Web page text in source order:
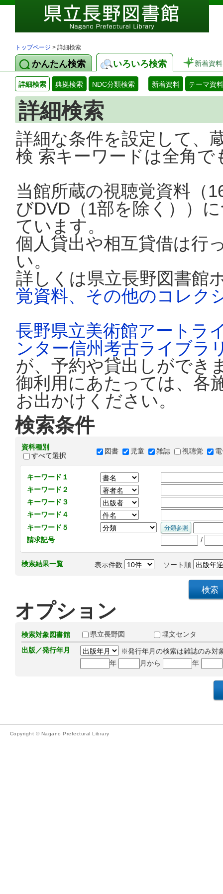
トップページ > 詳細検索
かんたん検索 いろいろ検索 新着資料
詳細検索 典拠検索 NDC分類検索 新着資料 テーマ資料
詳細検索
詳細な条件を設定して、
検 索キーワードは全角
当館所蔵の視聴覚資料（
びDVD（1部を除く））
ています。
個人貸出や相互貸借は行
い。
詳しくは県立長野図書館
覚資料、その他のコレク
長野県立美術館アートラ
ンター信州考古ライブラ
が、予約や貸出しができ
御利用にあたっては、各
お出かけください。
検索条件
資料種別
すべて選択
図書 児童 雑誌 視聴覚
キーワード１
キーワード２
キーワード３
キーワード４
キーワード５
請求記号
/
検索結果一覧 表示件数 ソート順
オプション
検索対象図書館 県立長野図
埋文センタ
出版／発行年月
※発行年月の検索は雑誌のみ対
年
月から 年
Copyright © Nagano Prefectural Library